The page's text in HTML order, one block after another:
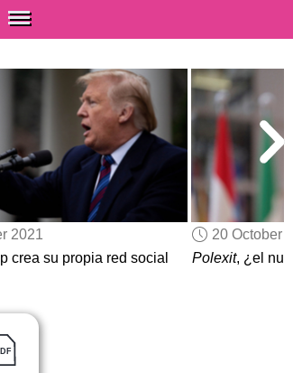
Spanish (Spain)
Spanish (Latino)
SUBSCRIBE
EDUCATIONAL LICENSES
GIFT CARDS
OTHER LANGUAGES
2021
crea su propia red social
20 October
Polexit, ¿el